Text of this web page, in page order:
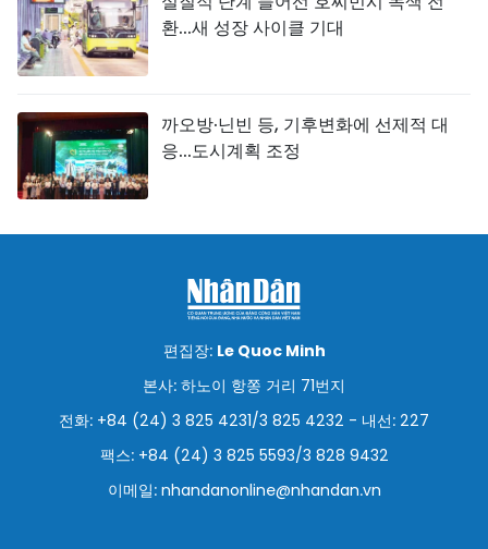
환...새 성장 사이클 기대
까오방·닌빈 등, 기후변화에 선제적 대
응...도시계획 조정
편집장: Le Quoc Minh
본사: 하노이 항쫑 거리 71번지
전화: +84 (24) 3 825 4231/3 825 4232 - 내선: 227
팩스: +84 (24) 3 825 5593/3 828 9432
이메일: nhandanonline@nhandan.vn